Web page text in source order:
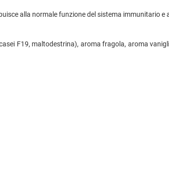
alla normale funzione del sistema immunitario e
F19, maltodestrina), aroma fragola, aroma